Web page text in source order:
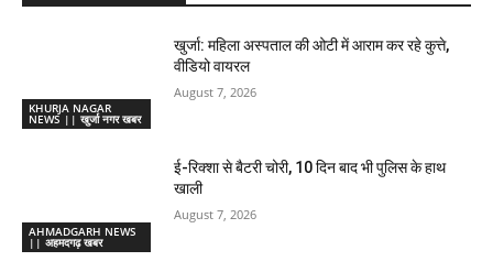
KHURJA NAGAR
NEWS || खुर्जा नगर खबर
खुर्जा: महिला अस्पताल की ओटी में आराम कर रहे कुत्ते,
वीडियो वायरल
August 7, 2026
AHMADGARH NEWS
|| अहमदगढ़ खबर
ई-रिक्शा से बैटरी चोरी, 10 दिन बाद भी पुलिस के हाथ
खाली
August 7, 2026